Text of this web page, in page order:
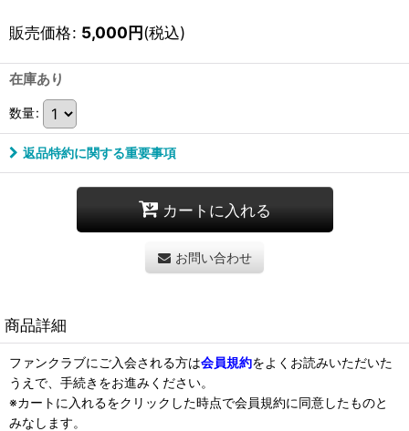
販売価格: 5,000円(税込)
在庫あり
数量:
返品特約に関する重要事項
カートに入れる
お問い合わせ
商品詳細
ファンクラブにご入会される方は会員規約をよくお読みいただいた
うえで、手続きをお進みください。
※カートに入れるをクリックした時点で会員規約に同意したものと
みなします。